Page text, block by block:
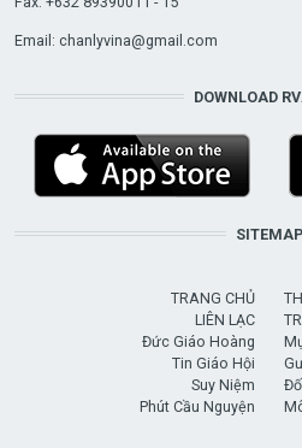
Email: chanlyvina@gmail.com
DOWNLOAD
SITEMAP
TRANG CHỦ
LIÊN LẠC
Đức Giáo Hoàng
Tin Giáo Hội
Suy Niệm
Phút Cầu Nguyện